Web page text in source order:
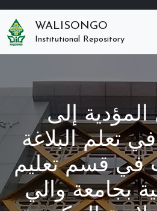
WALISONGO
Institutional Repository
المؤدية إلى
تعلم البلاغة
في قسم تعليم
بجامعة والي